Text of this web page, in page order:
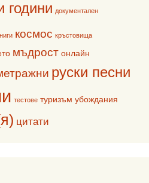
години документален
космос кръстовища
мъдрост онлайн
руски песни
тестове туризъм убождания
цитати